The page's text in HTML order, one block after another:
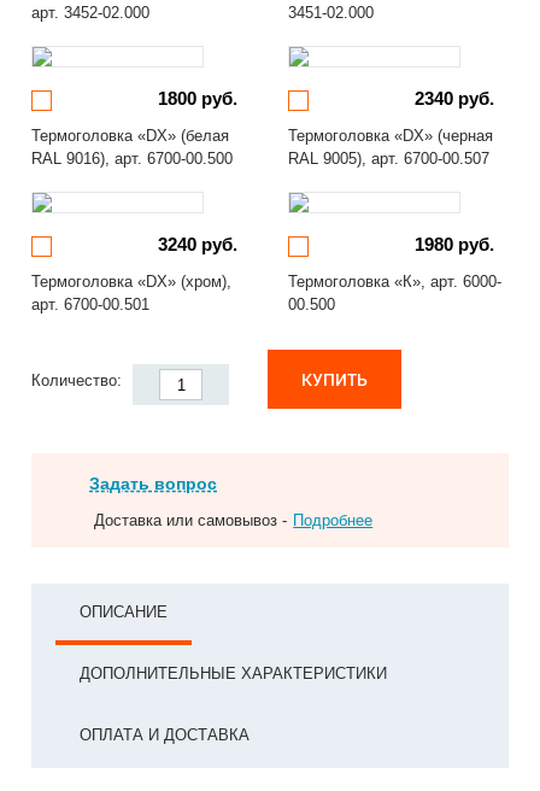
арт. 3452-02.000
3451-02.000
1800 руб.
Термоголовка «DX» (белая
RAL 9016), арт. 6700-00.500
2340 руб.
Термоголовка «DX» (черная
RAL 9005), арт. 6700-00.507
3240 руб.
Термоголовка «DX» (хром),
арт. 6700-00.501
1980 руб.
Термоголовка «К», арт. 6000-
00.500
Количество: КУПИТЬ
Задать вопрос
Доставка или самовывоз - Подробнее
ОПИСАНИЕ
ДОПОЛНИТЕЛЬНЫЕ ХАРАКТЕРИСТИКИ
ОПЛАТА И ДОСТАВКА